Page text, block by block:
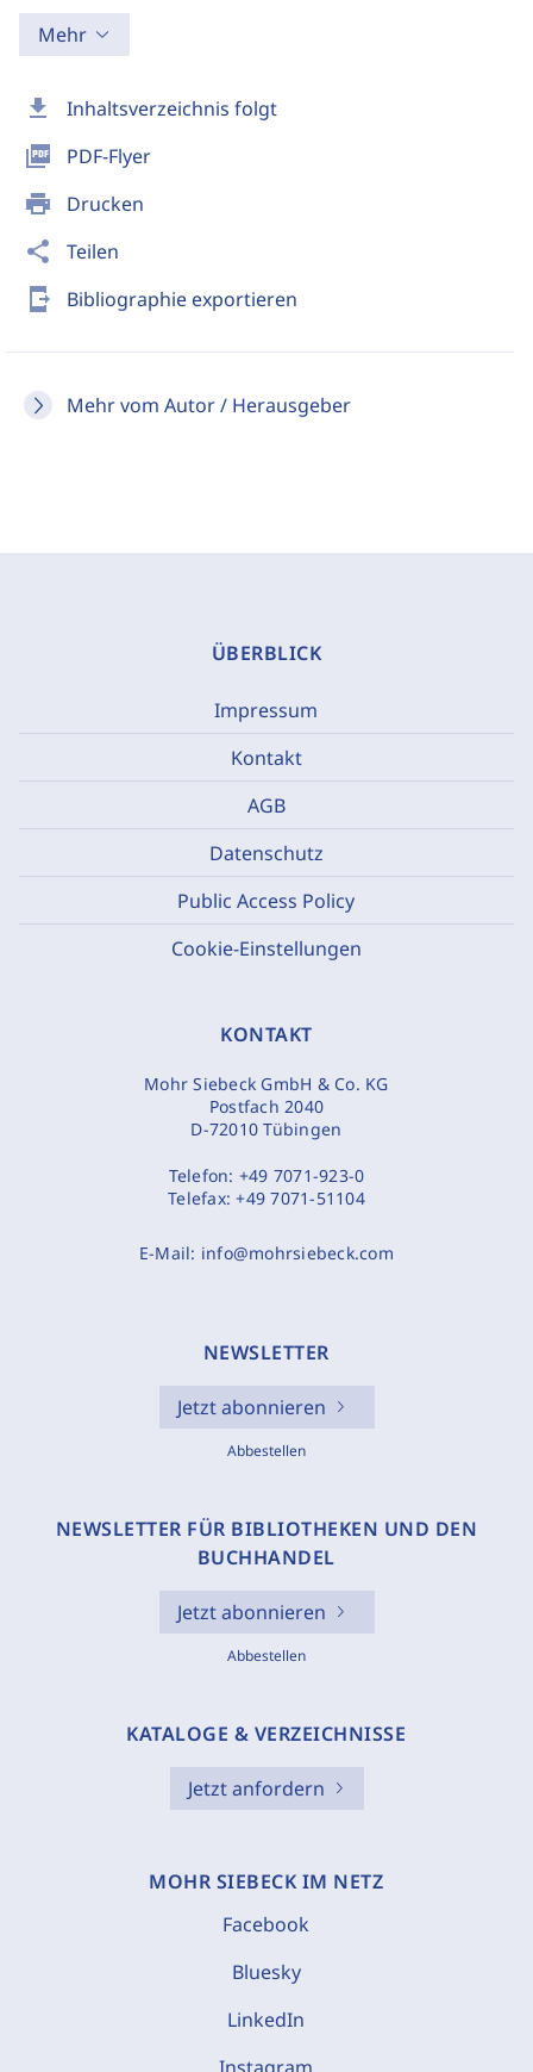
download Inhaltsverzeichnis folgt
picture_as_pdf PDF-Flyer
print Drucken
share Teilen
send_to_mobile Bibliographie exportieren
Mehr vom Autor / Herausgeber
Mehr
ÜBERBLICK
Impressum
Kontakt
AGB
Datenschutz
Public Access Policy
Cookie-Einstellungen
KONTAKT
Mohr Siebeck GmbH & Co. KG
Postfach 2040
D-72010 Tübingen
Telefon: +49 7071-923-0
Telefax:+49 7071-51104
E-Mail: info@mohrsiebeck.com
NEWSLETTER
Jetzt abonnieren
Abbestellen
NEWSLETTER FÜR BIBLIOTHEKEN UND DEN
BUCHHANDEL
Jetzt abonnieren
Abbestellen
KATALOGE & VERZEICHNISSE
Jetzt anfordern
MOHR SIEBECK IM NETZ
Facebook
Bluesky
LinkedIn